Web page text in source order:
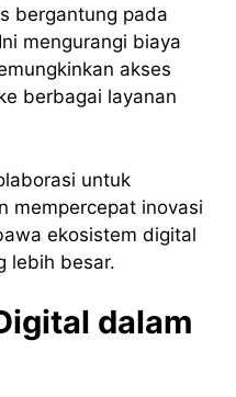
bergantung pada
mengurangi biaya
akses
berbagai layanan
untuk
mempercepat inovasi
ekosistem digital
lebih besar.
dalam